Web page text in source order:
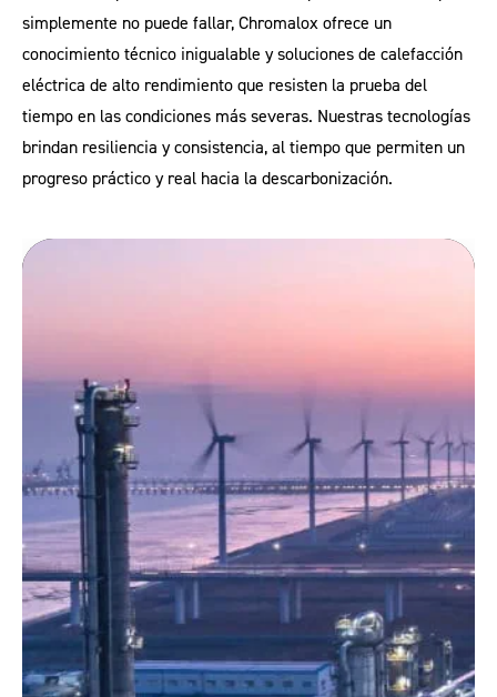
simplemente no puede fallar, Chromalox ofrece un
conocimiento técnico inigualable y soluciones de calefacción
eléctrica de alto rendimiento que resisten la prueba del
tiempo en las condiciones más severas. Nuestras tecnologías
brindan resiliencia y consistencia, al tiempo que permiten un
progreso práctico y real hacia la descarbonización.